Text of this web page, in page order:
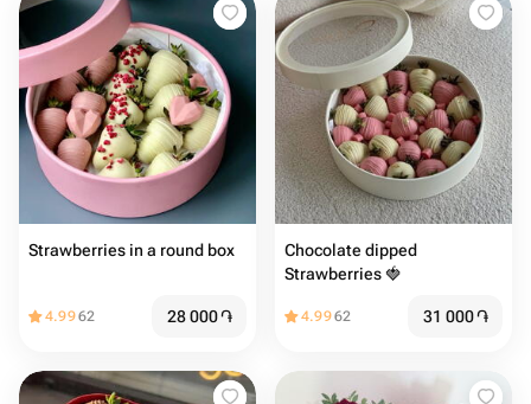
Strawberries in a round box
4.9962 28 000֏
Chocolate dipped
Strawberries 🍓
4.9962 31 000֏